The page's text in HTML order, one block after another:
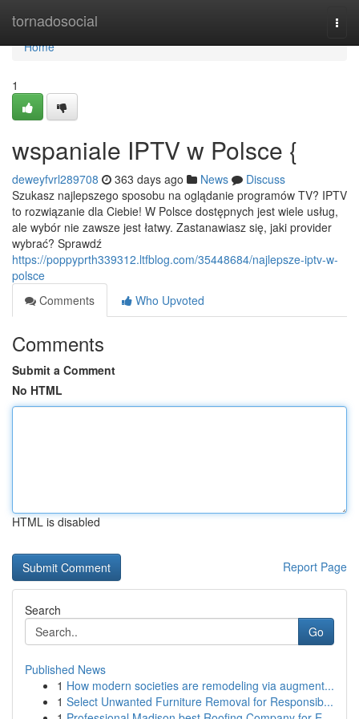
tornadosocial
Home
Home
1
wspaniale IPTV w Polsce {
deweyfvrl289708 363 days ago News
Discuss
Szukasz najlepszego sposobu na oglądanie programów TV? IPTV
to rozwiązanie dla Ciebie! W Polsce dostępnych jest wiele usług,
ale wybór nie zawsze jest łatwy. Zastanawiasz się, jaki provider
wybrać? Sprawdź
https://poppyprth339312.ltfblog.com/35448684/najlepsze-iptv-w-
polsce
Comments
Who Upvoted
Comments
Submit a Comment
No HTML
HTML is disabled
Report Page
Search
Go
Published News
1 How modern societies are remodeling via augment...
1 Select Unwanted Furniture Removal for Responsib...